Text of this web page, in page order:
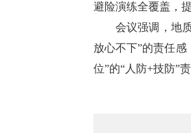
避险演练全覆盖，
会议强调，地
放心不下”的责任
位”的“人防+技防”